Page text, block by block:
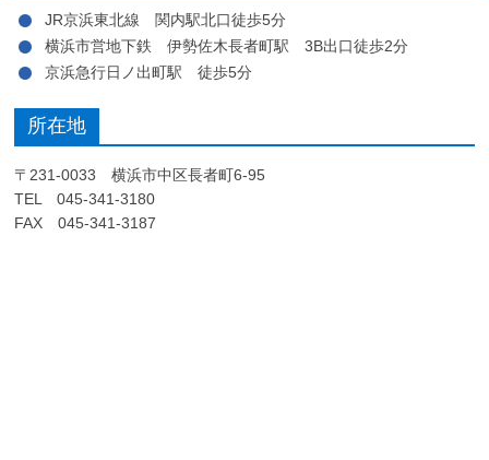
JR京浜東北線 関内駅北口徒歩5分
横浜市営地下鉄 伊勢佐木長者町駅 3B出口徒歩2分
京浜急行日ノ出町駅 徒歩5分
所在地
〒231-0033 横浜市中区長者町6-95
TEL 045-341-3180
FAX 045-341-3187